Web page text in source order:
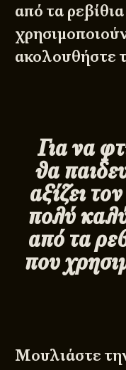
από τα
ακολουθήστε
Για να
θα
αξίζει
πολύ
από τα
που
Μουλιάστε